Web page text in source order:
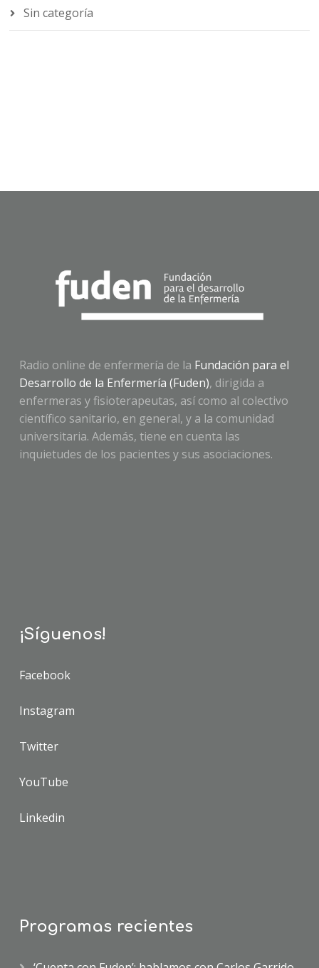
Sin categoría
Radio online de enfermería de la Fundación para el
Desarrollo de la Enfermería (Fuden), dirigida a
enfermeras y fisioterapeutas, así como al colectivo
científico sanitario, en general, y a la comunidad
universitaria. Además, tiene en cuenta las
inquietudes de los pacientes y sus asociaciones.
¡Síguenos!
Facebook
Instagram
Twitter
YouTube
Linkedin
Programas recientes